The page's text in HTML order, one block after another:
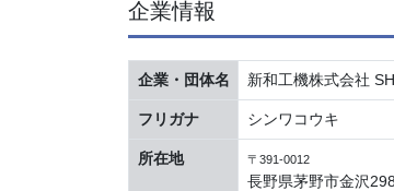
企業情報
企業・団体名 新和工機株式会社
フリガナ シンワコウキ
所在地 〒391-0012
長野県茅野市金沢